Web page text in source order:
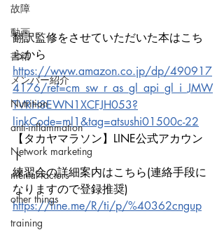
故障
動画
書籍
メンバー紹介
Nutrition
anti-inflammation
Network marketing
mental factors
other things
training
翻訳監修をさせていただいた本はこち
らから
https://www.amazon.co.jp/dp/490917
4176/ref=cm_sw_r_as_gl_api_gl_i_JMW
TVRH8EWN1XCFJH053?
linkCode=ml1&tag=atsushi01500c-22
【タカヤマラソン】LINE公式アカウン
ト
練習会の詳細案内はこちら(連絡手段に
なりますので登録推奨)
https://line.me/R/ti/p/%40362cngup